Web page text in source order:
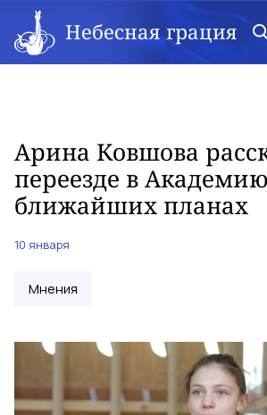
Небесная грация
Арина Ковшова
переезде в
ближайших планах
10 января
Мнения